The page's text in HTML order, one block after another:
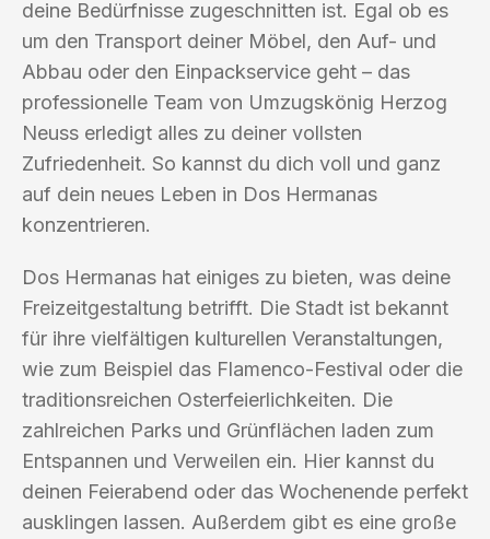
deine Bedürfnisse zugeschnitten ist. Egal ob es
um den Transport deiner Möbel, den Auf- und
Abbau oder den Einpackservice geht – das
professionelle Team von Umzugskönig Herzog
Neuss erledigt alles zu deiner vollsten
Zufriedenheit. So kannst du dich voll und ganz
auf dein neues Leben in Dos Hermanas
konzentrieren.
Dos Hermanas hat einiges zu bieten, was deine
Freizeitgestaltung betrifft. Die Stadt ist bekannt
für ihre vielfältigen kulturellen Veranstaltungen,
wie zum Beispiel das Flamenco-Festival oder die
traditionsreichen Osterfeierlichkeiten. Die
zahlreichen Parks und Grünflächen laden zum
Entspannen und Verweilen ein. Hier kannst du
deinen Feierabend oder das Wochenende perfekt
ausklingen lassen. Außerdem gibt es eine große